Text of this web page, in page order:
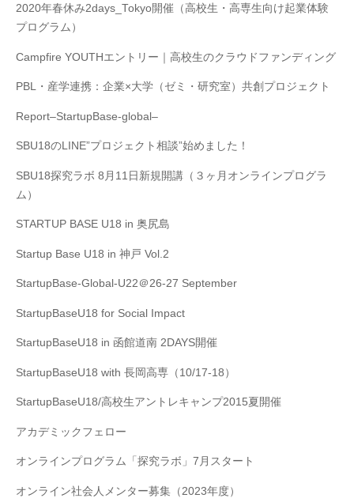
2020年春休み2days_Tokyo開催（高校生・高専生向け起業体験
プログラム）
Campfire YOUTHエントリー｜高校生のクラウドファンディング
PBL・産学連携：企業×大学（ゼミ・研究室）共創プロジェクト
Report–StartupBase-global–
SBU18のLINE”プロジェクト相談”始めました！
SBU18探究ラボ 8月11日新規開講（３ヶ月オンラインプログラ
ム）
STARTUP BASE U18 in 奥尻島
Startup Base U18 in 神戸 Vol.2
StartupBase-Global-U22＠26-27 September
StartupBaseU18 for Social Impact
StartupBaseU18 in 函館道南 2DAYS開催
StartupBaseU18 with 長岡高専（10/17-18）
StartupBaseU18/高校生アントレキャンプ2015夏開催
アカデミックフェロー
オンラインプログラム「探究ラボ」7月スタート
オンライン社会人メンター募集（2023年度）